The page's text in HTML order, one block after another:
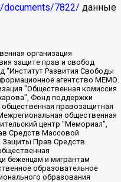
documents/7822/ данные
Автономная некоммерческая организация по реализации социально-правовых программ "Лилит", Дальневосточное общественное движение "Маяк", Санкт-Петербургская ЛГБТ-инициативная группа "Выход", Инициативная группа ЛГБТ+ "Реверс", Алексеев Андрей Викторович, Бекбулатова Таисия Львовна, Беляев Иван Михайлович, Владыкина Елена Сергеевна, Гельман Марат Александрович, Никульшина Вероника Юрьевна, Толоконникова Надежда Андреевна, Шендерович Виктор Анатольевич, Общество с ограниченной ответственностью "Данное сообщение", Общество с ограниченной ответственностью Издательский дом "Новая глава", Айнбиндер Александра Александровна, Московский комьюнити-центр для ЛГБТ+инициатив, Благотворительный фонд развития филантропии, Deutsche Welle (Германия, Kurt-Schumacher-Strasse 3, 53113 Bonn), Борзунова Мария Михайловна, Воробьев Виктор Викторович, Голубева Анна Львовна, Константинова Алла Михайловна, Малкова Ирина Владимировна, Мурадов Мурад Абдулгалимович, Осетинская Елизавета Николаевна, Понасенков Евгений Николаевич, Ганапольский Матвей Юрьевич, Киселев Евгений Алексеевич, Борухович Ирина Григорьевна, Дремин Иван Тимофеевич, Дубровский Дмитрий Викторович, Красноярская региональная общественная организация поддержки и развития альтернативных образовательных технологий и межкультурных коммуникаций "ИНТЕРРА", Маяковская Екатерина Алексеевна, Фейгин Марк Захарович, Филимонов Андрей Викторович, Дзугкоева Регина Николаевна, Доброхотов Роман Александрович, Дудь Юрий Александрович, Елкин Сергей Владимирович, Кругликов Кирилл Игоревич, Сабунаева Мария Леонидовна, Семенов Алексей Владимирович, Шаинян Карен Багратович, Шульман Екатерина Михайловна, Асафьев Артур Валерьевич, Вахштайн Виктор Семенович, Венедиктов Алексей Алексеевич, Лушникова Екатерина Евгеньевна, Волков Леонид Михайлович, Невзоров Александр Глебович, Пархоменко Сергей Борисович, Сироткин Ярослав Николаевич, Кара-Мурза Владимир Владимирович, Баранова Наталья Владимировна, Гозман Леонид Яковлевич, Кагарлицкий Борис Юльевич, Климарев Михаил Валерьевич, Милов Владимир Станиславович, Автономная некоммерческая организация Краснодарский центр современного искусства "Типография", Моргенштерн Алишер Тагирович, Соболь Любовь Эдуардовна, Общество с ограниченной ответственностью "ЛИЗА НОРМ", Каспаров Гарри Кимович, Ходорковский Михаил Борисович, Общество с ограниченной ответственностью "Апрельские тезисы", Данилович Ирина Брониславовна, Кашин Олег Владимирович, Петров Николай Владимирович, Пивоваров Алексей Владимирович, Соколов Михаил Владимирович, Цветкова Юлия Владимировна, Чичваркин Евгений Александрович, Комитет против пыток/Команда против пыток, Общество с ограниченной ответственностью "Первый научный", Общество с ограниченной ответственностью "Вертолет и ко", Белоцерковская Вероника Борисовна, Кац Максим Евгеньевич, Лазарева Татьяна Юрьевна, Шаведдинов Руслан Табризович, Яшин Илья Валерьевич, Общество с ограниченной ответственностью "Иноагент ААВ", Алешковский Дмитрий Петрович, Альбац Евгения Марковна, Быков Дмитрий Львович, Галямина Юлия Евгеньевна, Лойко Сергей Леонидович, Мартынов Кирилл Константинович, Медведев Сергей Александрович, Крашенинников Федор Геннадиевич, Гордеева Катерина Вл